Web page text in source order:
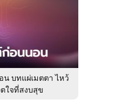
บทแผ่เมตตา ไหว้
ใจที่สงบสุข